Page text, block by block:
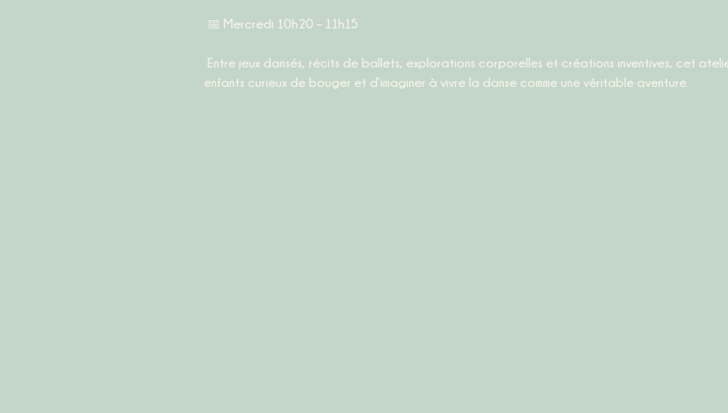
📅 Mercredi 10h20 – 11h15
enfants curieux de bouger et d’imaginer à vivre la danse comme une véritable aventure.